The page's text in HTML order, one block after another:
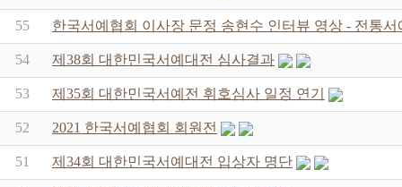
55 한국서예협회 이사장 문정 송현수 인터뷰 영상 - 전통
54 제38회 대한민국서예대전 심사결과
53 제35회 대한민국서예전 휘호심사 일정 연기
52 2021 한국서예협회 회원전
51 제34회 대한민국서예대전 입상자 명단